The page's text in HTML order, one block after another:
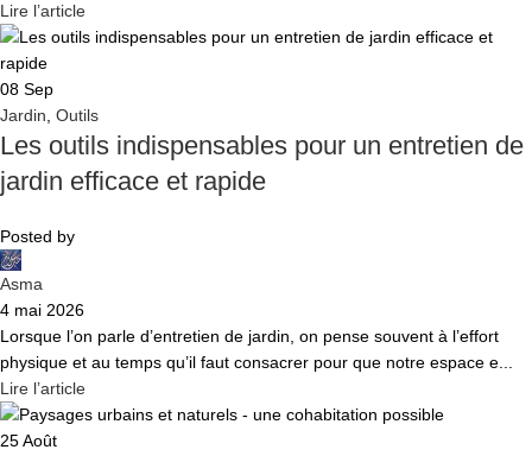
Lire l’article
08 Sep
Jardin Outils
Les outils indispensables pour un entretien de
jardin efficace et rapide
Posted by
Asma
4 mai 2026
Lorsque l’on parle d’entretien de jardin, on pense souvent à l’effort
physique et au temps qu’il faut consacrer pour que notre espace e...
Lire l’article
25Août